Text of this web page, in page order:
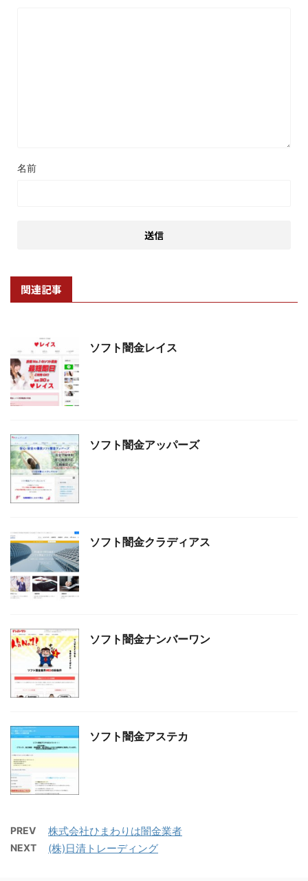
名前
関連記事
ソフト闇金レイス
ソフト闇金アッパーズ
ソフト闇金クラディアス
ソフト闇金ナンバーワン
ソフト闇金アステカ
PREV 株式会社ひまわりは闇金業者
NEXT (株)日清トレーディング